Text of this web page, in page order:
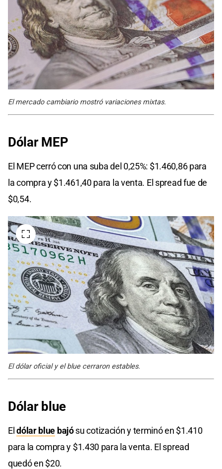
El mercado cambiario mostró variaciones mixtas.
Dólar MEP
El MEP cerró con una suba del 0,25%: $1.460,86 para
la compra y $1.461,40 para la venta. El spread fue de
$0,54.
El dólar oficial y el blue cerraron estables.
Dólar blue
Eldólar blue bajósu cotización y terminó en $1.410
para la compra y $1.430 para la venta. El spread
quedó en $20.